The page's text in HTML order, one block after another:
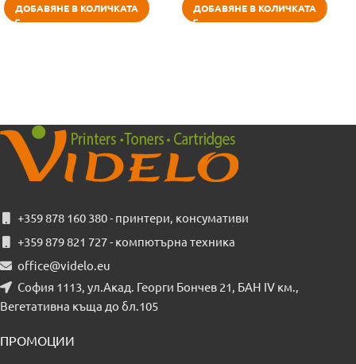
ДОБАВЯНЕ В КОЛИЧКАТА ДОБАВЯНЕ В КОЛИЧКАТА
+359 878 160 380 - принтери, консумативи
+359 879 821 727 - компютърна техника
office@videlo.eu
София 1113, ул.Акад. Георги Бончев 21, БАН IV км.,
Вегетативна къща до бл.105
ПРОМОЦИИ